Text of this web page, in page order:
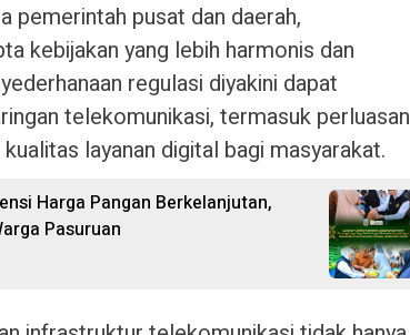
pemerintah pusat dan daerah,
kebijakan yang lebih harmonis dan
regulasi diyakini dapat
telekomunikasi, termasuk perluasan
layanan digital bagi masyarakat.
Harga Pangan Berkelanjutan,
Pasuruan